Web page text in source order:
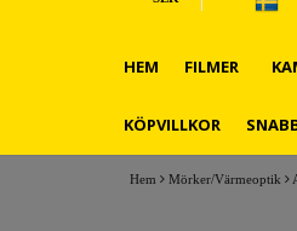
Hem Mörker/Värmeoptik
HEM FILMER
KÖPVILLKOR